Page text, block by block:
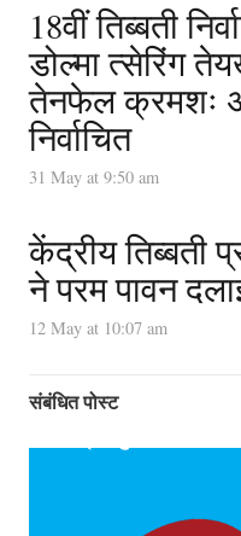
18वीं तिब्बती
डोल्मा त्सेरिंग
तेनफेल क्रमशः
निर्वाचित
31 May at 9:50 am
केंद्रीय तिब्बती
ने परम पावन
12 May at 10:07 am
संबंधित पोस्ट